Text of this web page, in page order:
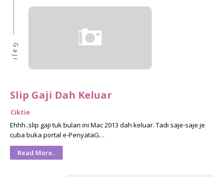
Gaji
Slip Gaji Dah Keluar
Ciktie
Ehhh..slip gaji tuk bulan ini Mac 2013 dah keluar. Tadi saje-saje je
cuba buka portal e-PenyataG…
Read More..